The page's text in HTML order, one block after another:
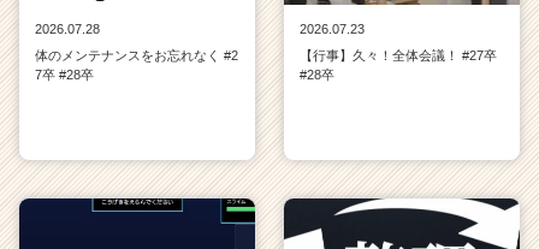
2026.07.28
体のメンテナンスをお忘れなく #2
7卒 #28卒
2026.07.23
【行事】久々！全体会議！ #27卒
#28卒